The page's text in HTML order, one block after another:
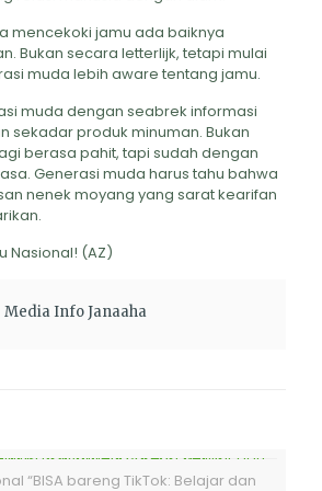
mencekoki jamu ada baiknya
Bukan secara letterlijk, tetapi mulai
muda lebih aware tentang jamu.
muda dengan seabrek informasi
sekadar produk minuman. Bukan
berasa pahit, tapi sudah dengan
Generasi muda harus tahu bahwa
nenek moyang yang sarat kearifan
Nasional! (AZ)
Media Info Janaaha
“BISA bareng TikTok: Belajar dan